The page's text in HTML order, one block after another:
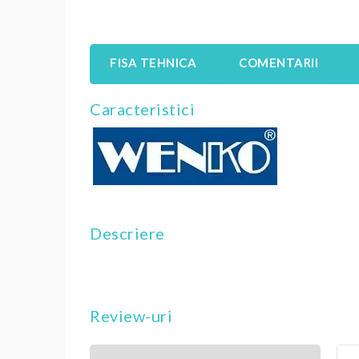
FISA TEHNICA COMENTARII
Caracteristici
Descriere
Review-uri